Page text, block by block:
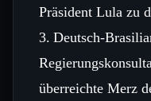
Präsident Lula zu
3.
überreichte Merz